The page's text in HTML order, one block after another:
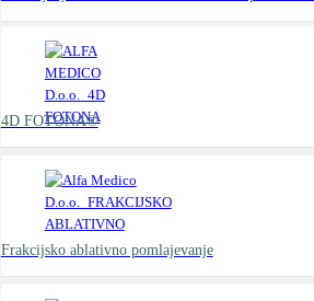
4D FOTONA®
Frakcijsko ablativno pomlajevanje